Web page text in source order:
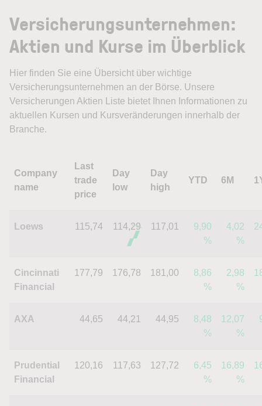
Versicherungsunternehmen:
Aktien und Kurse im Überblick
Hier finden Sie eine Übersicht über wichtige
Versicherungsunternehmen an der Börse. Unsere
Versicherungen Aktien Liste bietet Ihnen Informationen zu
aktuellen Kursen und Kursveränderungen innerhalb der
Branche.
Company
name
Last
trade
price
Day
low
Day
high
YTD 6M
Loews 115,74 114,29 117,01
9,90
%
4,02
%
Cincinnati
Financial
177,79 176,78 181,00
8,86
%
2,98
%
AXA 44,65 44,21 44,95
8,48
%
12,07
%
Prudential
Financial
120,16 117,63 127,72
6,45
%
16,89
%